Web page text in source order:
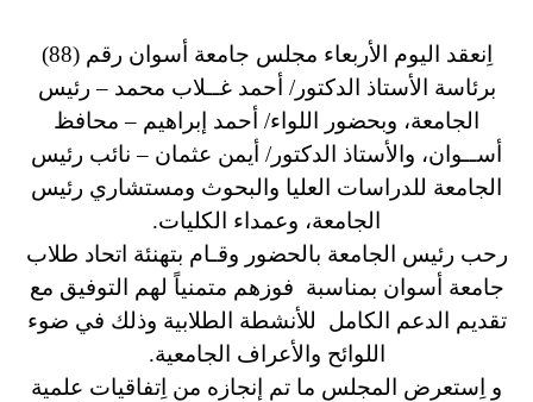
اِنعقد اليوم الأربعاء مجلس جامعة أسوان رقم (88)
برئاسة الأستاذ الدكتور/ أحمد غــلاب محمد – رئيس
الجامعة، وبحضور اللواء/ أحمد إبراهيم – محافظ
أســوان، والأستاذ الدكتور/ أيمن عثمان – نائب رئيس
الجامعة للدراسات العليا والبحوث ومستشاري رئيس
الجامعة، وعمداء الكليات.
رحب رئيس الجامعة بالحضور وقـام بتهنئة اتحاد طلاب
جامعة أسوان بمناسبة فوزهم متمنياً لهم التوفيق مع
تقديم الدعم الكامل للأنشطة الطلابية وذلك في ضوء
اللوائح والأعراف الجامعية.
و اِستعرض المجلس ما تم إنجازه من اِتفاقيات علمية